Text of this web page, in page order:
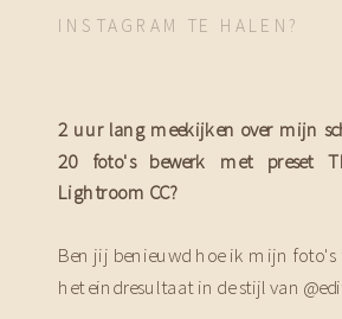
2 uur lang meekijken over mijn
20 foto's bewerk met preset
Lightroom CC?
Ben jij benieuwd hoe ik mijn
het eindresultaat in de stijl van
INSTAGRAM TE HALEN?